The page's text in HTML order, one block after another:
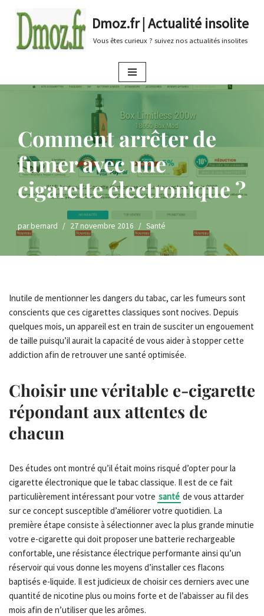
au
Dmoz.fr | Actualité insolite
Vous êtes curieux ? suivez nos actualités insolites
Comment arrêter de
fumer avec une
cigarette électronique ?
parbernard 27 novembre 2016 Santé
Inutile de mentionner les dangers du tabac, car les fumeurs sont
conscients que ces cigarettes classiques sont nocives. Depuis
quelques mois, un appareil est en train de susciter un engouement
de taille puisqu’il aurait la capacité de vous aider à stopper cette
addiction afin de retrouver une santé optimisée.
Choisir une véritable e-cigarette
répondant aux attentes de
chacun
Des études ont montré qu’il était moins risqué d’opter pour la
cigarette électronique que le tabac classique. Il est de ce fait
particulièrement intéressant pour votre santé de vous attarder
sur ce concept susceptible d’améliorer votre quotidien. La
première étape consiste à sélectionner avec la plus grande minutie
votre e-cigarette qui doit proposer une batterie rechargeable
confortable, une résistance électrique performante ainsi qu’un
réservoir qui vous donne les moyens d’installer ces flacons
baptisés e-liquide. Il est judicieux de choisir ces derniers avec une
quantité de nicotine plus ou moins forte et de l’abaisser au fil des
mois afin de n’utiliser que les arômes.